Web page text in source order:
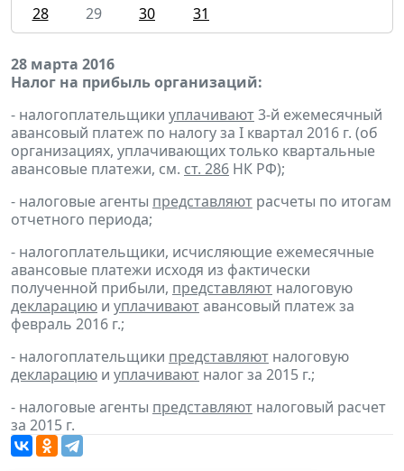
28
29 30 31
28 марта 2016
Налог на прибыль организаций:
- налогоплательщики уплачивают3-й ежемесячный
авансовый платеж по налогу за I квартал 2016 г. (об
организациях, уплачивающих только квартальные
авансовые платежи, см. ст. 286 НК РФ);
- налоговые агенты представляют расчеты по итогам
отчетного периода;
- налогоплательщики, исчисляющие ежемесячные
авансовые платежи исходя из фактически
полученной прибыли, представляют налоговую
декларацию и уплачиваютавансовый платеж за
февраль 2016 г.;
- налогоплательщики представляют налоговую
декларацию и уплачивают налог за 2015 г.;
- налоговые агенты представляют налоговый расчет
за 2015 г.